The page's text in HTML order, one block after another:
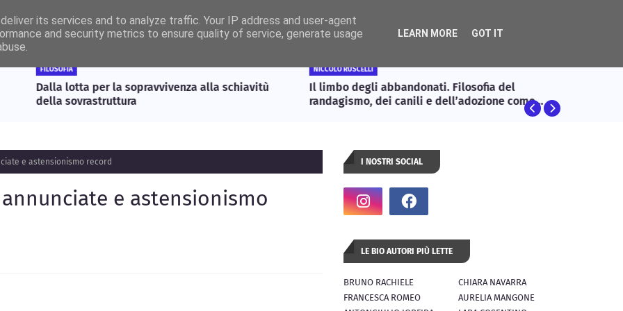
Edizioni Cartacee Sudoku Chi siamo? Contatti
FILOSOFIA
Dalla lotta per la sopravvivenza alla schiavitù
della sovrastruttura
NICCOLÒ RUSCELLI
Il limbo degli abbandonati. Filosofia del
randagismo, dei canili e dell’adozione come
ARTE
e astensionismo record
e astensionismo
I NOSTRI SOCIAL
LE BIO AUTORI PIÙ LETTE
BRUNO RACHIELE
CHIARA NAVARRA
FRANCESCA ROMEO
AURELIA MANGONE
its services and to analyze traffic. Your IP address and user-agent
and security metrics to ensure quality of service, generate usage
LEARN MORE GOT IT